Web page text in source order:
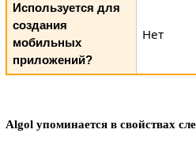
Используется для
создания
мобильных
приложений?
Нет
Algol упоминается в свойствах